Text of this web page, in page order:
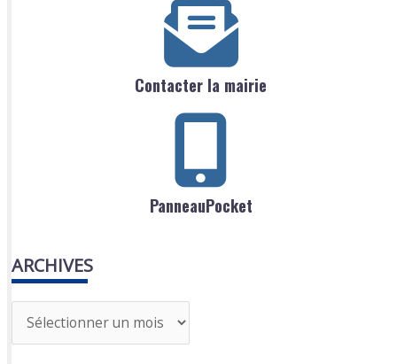
Contacter la mairie
PanneauPocket
ARCHIVES
r